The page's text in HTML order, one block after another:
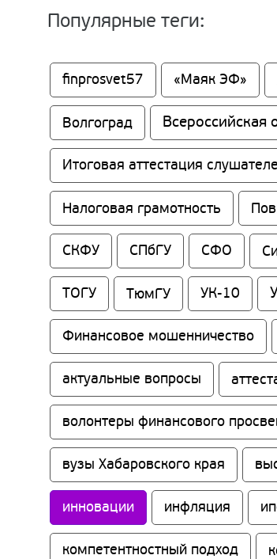
Популярные теги:
finprosvet57 «Маяк ЭФ»
Волгоград Всероссийская
Итоговая аттестация
Налоговая грамотность
СКФУ СПбГУ СФО
ТОГУ ТюмГУ УК-10
Финансовое мошенничество
актуальные вопросы
волонтеры финансового
вузы Хабаровского края
инновации инфляция
компетентностный подход